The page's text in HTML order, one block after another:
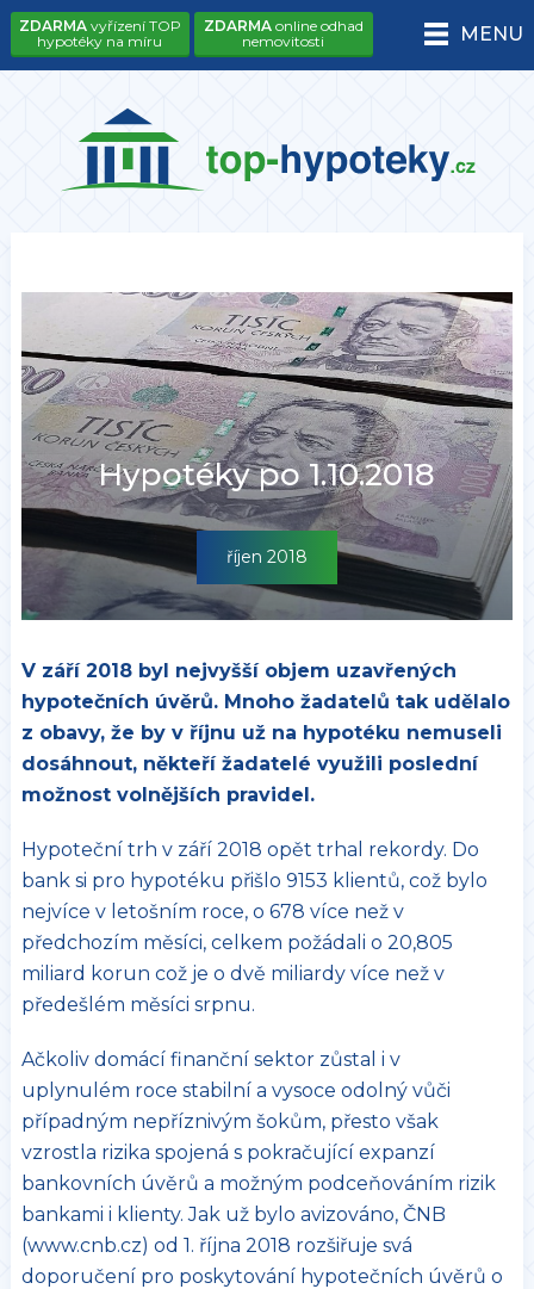
MENU
ZDARMAvyřízení TOP
hypotéky na míru
ZDARMAonline odhad
nemovitosti
Hypotéky po 1.10.2018
říjen 2018
V září 2018 byl nejvyšší objem uzavřených
hypotečních úvěrů. Mnoho žadatelů tak udělalo
z obavy, že by v říjnu už na hypotéku nemuseli
dosáhnout, někteří žadatelé využili poslední
možnost volnějších pravidel.
Hypoteční trh v září 2018 opět trhal rekordy. Do
bank si pro hypotéku přišlo 9153 klientů, což bylo
nejvíce v letošním roce, o 678 více než v
předchozím měsíci, celkem požádali o 20,805
miliard korun což je o dvě miliardy více než v
předešlém měsíci srpnu.
Ačkoliv domácí finanční sektor zůstal i v
uplynulém roce stabilní a vysoce odolný vůči
případným nepříznivým šokům, přesto však
vzrostla rizika spojená s pokračující expanzí
bankovních úvěrů a možným podceňováním rizik
bankami i klienty. Jak už bylo avizováno, ČNB
(www.cnb.cz) od 1. října 2018 rozšiřuje svá
doporučení pro poskytování hypotečních úvěrů o